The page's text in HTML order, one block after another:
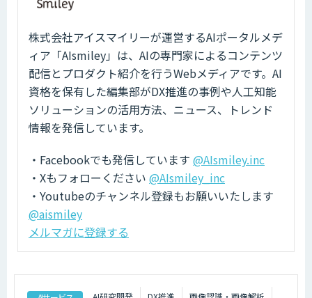
株式会社アイスマイリーが運営するAIポータルメデ
ィア「AIsmiley」は、AIの専門家によるコンテンツ
配信とプロダクト紹介を行うWebメディアです。AI
資格を保有した編集部がDX推進の事例や人工知能
ソリューションの活用方法、ニュース、トレンド
情報を発信しています。
・Facebookでも発信しています @AIsmiley.inc
・Xもフォローください @AIsmiley_inc
・Youtubeのチャンネル登録もお願いいたします
@aismiley
メルマガに登録する